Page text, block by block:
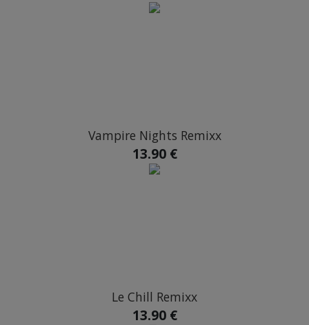
Vampire Nights Remixx
13.90 €
Le Chill Remixx
13.90 €